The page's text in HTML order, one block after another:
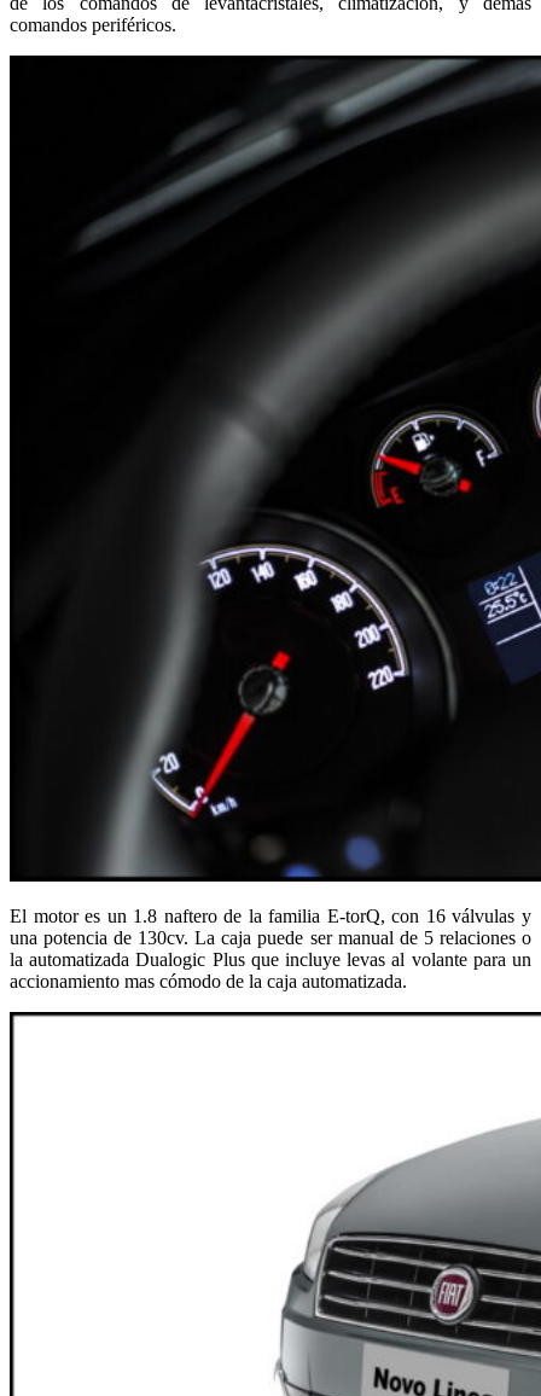
comandos periféricos.
El motor es un 1.8 naftero de la familia E-torQ, con 16 válvulas y
una potencia de 130cv. La caja puede ser manual de 5 relaciones o
la automatizada Dualogic Plus que incluye levas al volante para un
accionamiento mas cómodo de la caja automatizada.